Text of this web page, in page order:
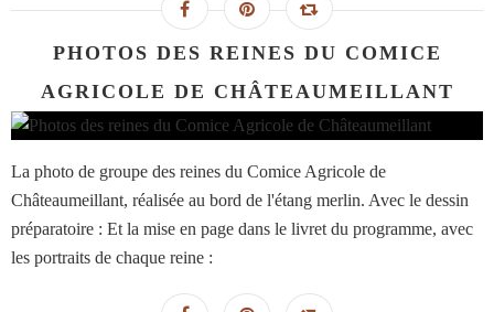
PHOTOS DES REINES DU COMICE
AGRICOLE DE CHÂTEAUMEILLANT
La photo de groupe des reines du Comice Agricole de
Châteaumeillant, réalisée au bord de l'étang merlin. Avec le dessin
préparatoire : Et la mise en page dans le livret du programme, avec
les portraits de chaque reine :